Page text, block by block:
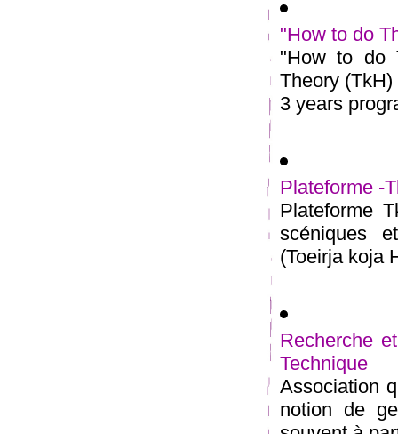
"How to do
"How to do
Theory
3 years
Plateforme -
Plateforme
scéniques
(Toeirja koja
Recherche
Technique
Association
notion de